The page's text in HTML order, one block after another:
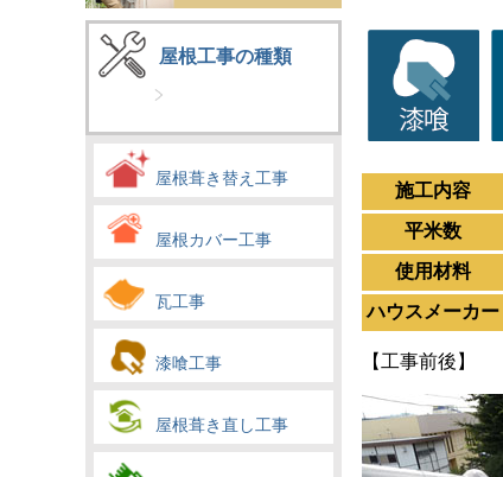
屋根工事の種類
屋根葺き替え工事
屋根カバー工事
瓦工事
漆喰工事
屋根葺き直し工事
施工内容
平米数
使用材料
ハウスメーカー
【工事前後】